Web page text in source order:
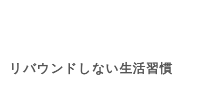
リバウンドしない生活習慣